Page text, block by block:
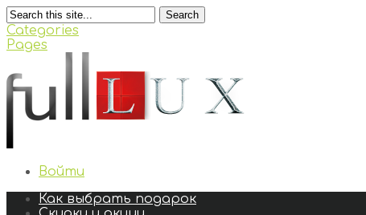
Search
Categories
Pages
Войти
Как выбрать подарок